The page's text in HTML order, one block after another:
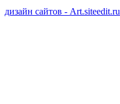
дизайн сайтов - Art.siteedit.ru